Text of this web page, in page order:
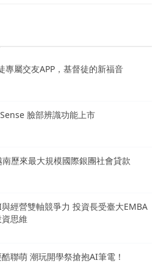
專屬交友APP，基督徒的新福音
臉部辨識功能上市
歷來最大規模國際銀團社會貸款
經營雙軸競爭力 投資長受臺大EMBA
思維
聯萌 潮玩開學祭搶抱AI筆電！